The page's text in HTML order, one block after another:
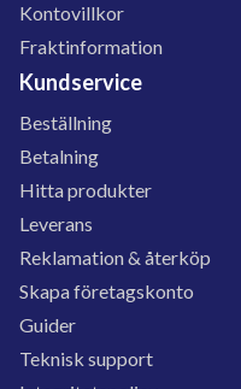
Kontovillkor
Fraktinformation
Kundservice
Beställning
Betalning
Hitta produkter
Leverans
Reklamation & återköp
Skapa företagskonto
Guider
Teknisk support